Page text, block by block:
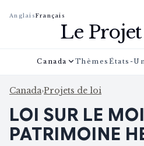
AnglaisFrançais
Le
Canada Thèmes États-
Canada›Projets de loi
LOI SUR LE
PATRIMOINE